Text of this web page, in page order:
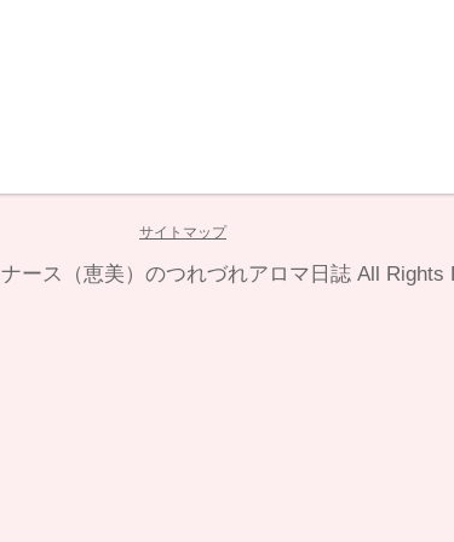
サイトマップ
ナース（恵美）のつれづれアロマ日誌All Rights